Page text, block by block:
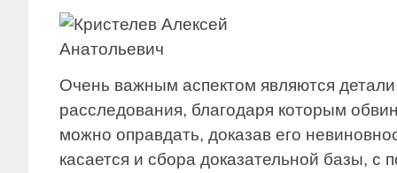
Очень важным аспектом являются
расследования, благодаря которым
можно оправдать, доказав его
касается и сбора доказательной базы, с